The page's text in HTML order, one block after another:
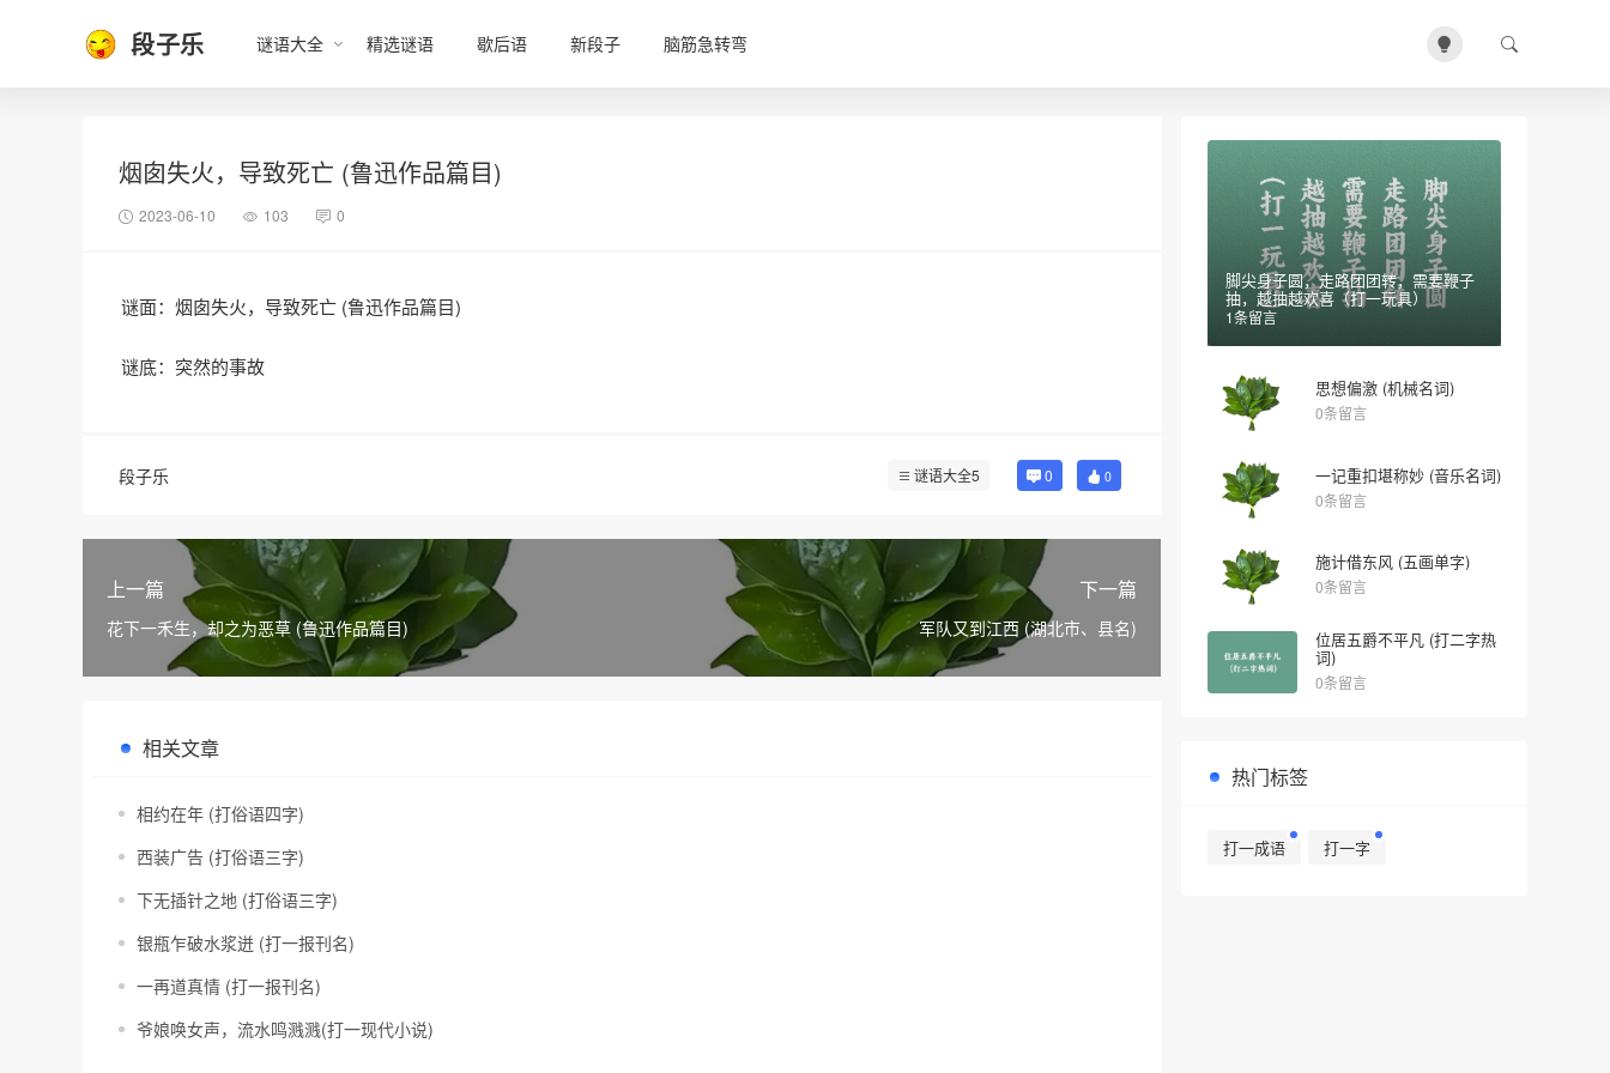
段子乐 谜语大全 精选谜语 歇后语 新段子 脑筋急转弯
烟囱失火，导致死亡 (鲁迅作品篇目)
2023-06-10 103 0
谜面：烟囱失火，导致死亡 (鲁迅作品篇目)
谜底：突然的事故
段子乐 谜语大全5 0 0
上一篇
花下一禾生，却之为恶草 (鲁迅作品篇目)
下一篇
军队又到江西 (湖北市、县名)
相关文章
相约在年 (打俗语四字)
西装广告 (打俗语三字)
下无插针之地 (打俗语三字)
银瓶乍破水浆迸 (打一报刊名)
一再道真情 (打一报刊名)
爷娘唤女声，流水鸣溅溅(打一现代小说)
脚尖身子圆，走路团团转，需要鞭子
抽，越抽越欢喜（打一玩具）
1条留言
思想偏激 (机械名词)
0条留言
一记重扣堪称妙 (音乐名词)
0条留言
施计借东风 (五画单字)
0条留言
位居五爵不平凡 (打二字热
词)
0条留言
热门标签
打一成语 打一字